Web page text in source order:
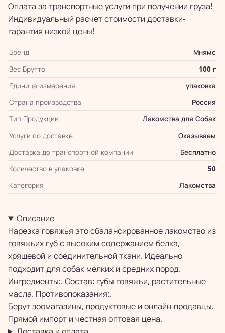
Оплата за транспортные услуги при получении груза!
Индивидуальный расчет стоимости доставки-
гарантия низкой цены!
Бренд
Мнямс
Вес Брутто
100 г
Единица измерения
упаковка
Страна производства
Россия
Тип Продукции
Лакомства для Собак
Услуги по доставке
Оказываем
Доставка до транспортной компании
Бесплатно
Количество в упаковке
50
Категория
Лакомства
Описание
Нарезка говяжья это сбалансированное лакомство из
говяжьих губ с высоким содержанием белка,
хрящевой и соединительной ткани. Идеально
подходит для собак мелких и средних пород.
Ингредиенты:. Состав: губы говяжьи, растительные
масла. Противопоказания:.
Берут зоомагазины, продуктовые и онлайн-продавцы.
Прямой импорт и честная оптовая цена.